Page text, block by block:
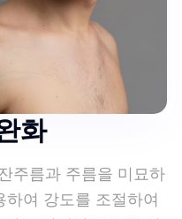
화
주름과 주름을 미묘하
여 강도를 조절하여